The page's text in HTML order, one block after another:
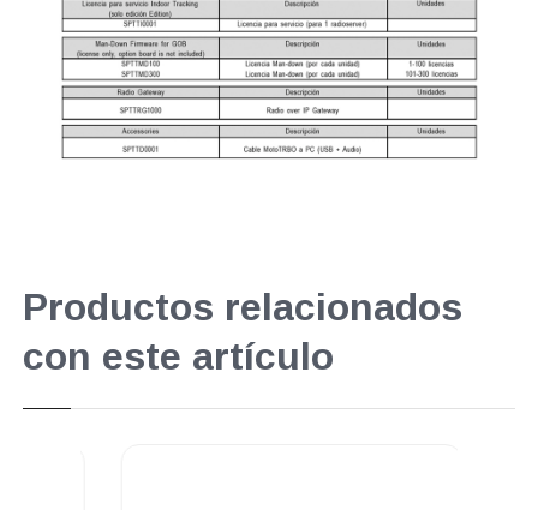
Productos relacionados
con este artículo